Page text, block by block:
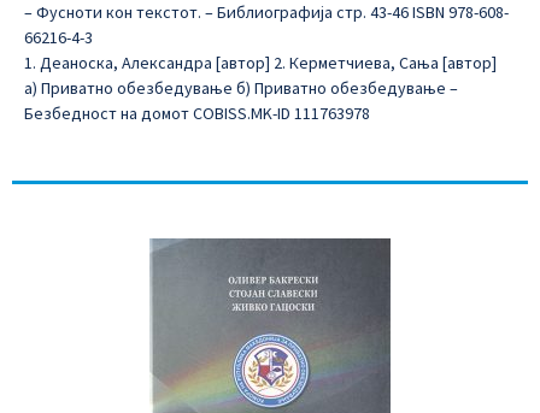
– Фусноти кон текстот. – Библиографија стр. 43-46 ISBN 978-608-
66216-4-3
1. Деаноска, Александра [автор] 2. Керметчиева, Сања [автор]
а) Приватно обезбедување б) Приватно обезбедување –
Безбедност на домот COBISS.MK-ID 111763978